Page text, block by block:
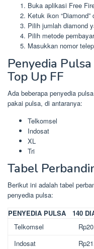
Buka aplikasi Free
Ketuk ikon
Pilih jumlah diamond
Pilih metode
Masukkan nomor
Penyedia
Top Up FF
Ada beberapa penyedia
pakai pulsa, di antaranya:
Telkomsel
Indosat
XL
Tri
Tabel
Berikut ini adalah tabel
penyedia pulsa:
PENYEDIA PULSA
140
Telkomsel
Indosat